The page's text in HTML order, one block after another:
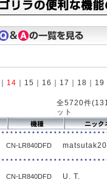
14 15 16 17 18 19
全5720件
ット
CN-LR840DFD
CN-LR840DFD U. T.